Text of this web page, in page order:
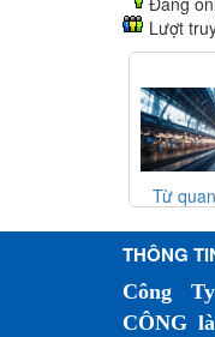
Lượt
Từ
trên trí
thay đổi
giám sát
THÔNG
Công
CÔNG